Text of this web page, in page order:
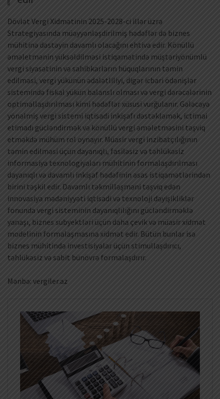
Dövlət Vergi Xidmətinin 2025-2028-ci illər üzrə
Strategiyasında müəyyənləşdirilmiş hədəflər də biznes
mühitinə dəstəyin davamlı olacağını ehtiva edir. Könüllü
əməletmənin yüksəldilməsi istiqamətində müştəriyönümlü
vergi siyasətinin və sahibkarların hüquqlarının təmin
edilməsi, vergi yükünün ədalətliliyi, digər icbari ödənişlər
sistemində fiskal yükün balanslı olması və vergi dərəcələrinin
optimallaşdırılması kimi hədəflər xüsusi vurğulanır. Gələcəyə
yönəlmiş vergi sistemi iqtisadi inkişafı dəstəkləmək, ictimai
etimadı gücləndirmək və könüllü vergi əməletməsini təşviq
etməkdə mühüm rol oynayır. Müasir vergi inzibatçılığının
təmin edilməsi üçün dayanıqlı, fasiləsiz və təhlükəsiz
informasiya texnologiyaları mühitinin formalaşdırılması
dayanıqlı və davamlı inkişaf hədəfinin əsas istiqamətlərindən
birini təşkil edir. Davamlı təkmilləşməni təşviq edən
innovasiya mədəniyyəti iqtisadi və texnoloji dəyişikliklər
fonunda vergi sisteminin dayanıqlılığını gücləndirməklə
yanaşı, biznes subyektləri üçün daha çevik və müasir xidmət
modelinin formalaşmasına xidmət edir. Bütün bunlar isə
biznes mühitində investisiyalar üçün stimullaşdırıcı,
təhlükəsiz və sabit bünövrə formalaşdırır.
Mənbə: vergiler.az